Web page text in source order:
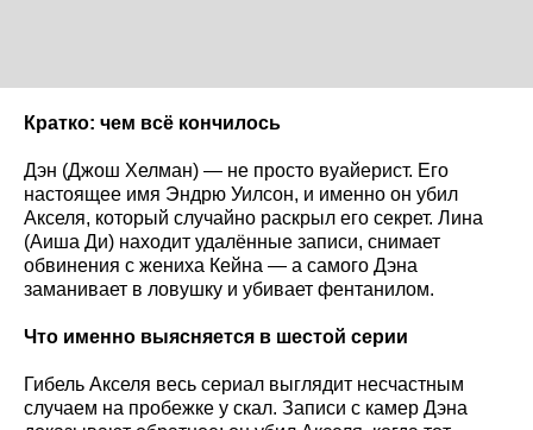
Кратко: чем всё кончилось
Дэн (Джош Хелман) — не просто вуайерист. Его
настоящее имя Эндрю Уилсон, и именно он убил
Акселя, который случайно раскрыл его секрет. Лина
(Аиша Ди) находит удалённые записи, снимает
обвинения с жениха Кейна — а самого Дэна
заманивает в ловушку и убивает фентанилом.
Что именно выясняется в шестой серии
Гибель Акселя весь сериал выглядит несчастным
случаем на пробежке у скал. Записи с камер Дэна